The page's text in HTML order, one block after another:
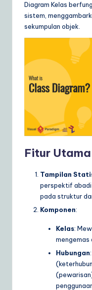
o
Diagram Kelas
sistem,
sekumpulan objek.
Fitur Utama
Tampilan
perspektif
pada struktur
Komponen:
Kelas:
mengemas
Hubungan